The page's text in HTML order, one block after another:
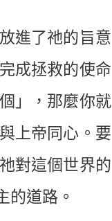
進了祂的旨意
成拯救的使命
」，那麼你就
上帝同心。要
對這個世界的
的道路。